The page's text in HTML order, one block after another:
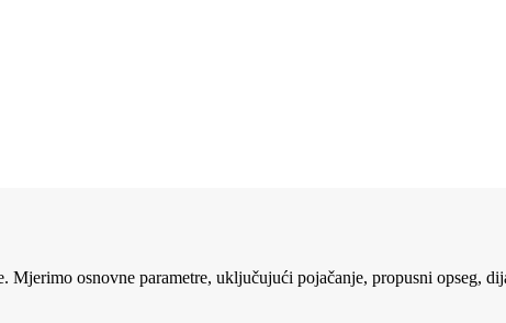
osnovne parametre, uključujući pojačanje, propusni opseg,